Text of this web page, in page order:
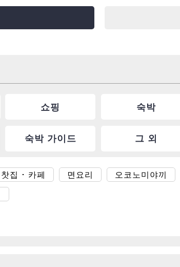
쇼핑 숙박
숙박 가이드 그 외
찻집 ･ 카페 면요리 오코노미야끼